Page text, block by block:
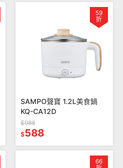
59
折
SAMPO聲寶 1.2L美食鍋
KQ-CA12D
$988
$588
66